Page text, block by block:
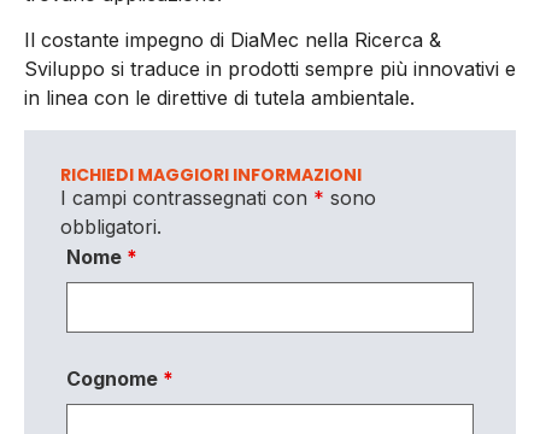
Il costante impegno di DiaMec nella Ricerca &
Sviluppo si traduce in prodotti sempre più innovativi e
in linea con le direttive di tutela ambientale.
RICHIEDI MAGGIORI INFORMAZIONI
I campi contrassegnati con * sono
obbligatori.
Nome *
Cognome *